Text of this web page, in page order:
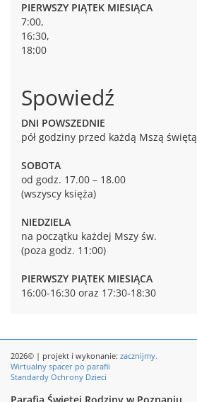
PIERWSZY PIĄTEK MIESIĄCA
7:00,
16:30,
18:00
Spowiedź
DNI POWSZEDNIE
pół godziny przed każdą Mszą świętą
SOBOTA
od godz. 17.00 – 18.00
(wszyscy księża)
NIEDZIELA
na początku każdej Mszy św.
(poza godz. 11:00)
PIERWSZY PIĄTEK MIESIĄCA
16:00-16:30 oraz 17:30-18:30
2026© | projekt i wykonanie: zacznijmy.
Wirtualny spacer po parafii
Standardy Ochrony Dzieci